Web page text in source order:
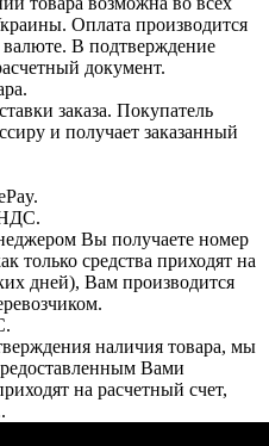
Оплата производится
В подтверждение
документ.
заказа. Покупатель
и получает заказанный
НДС.
Вы получаете номер
только средства приходят на
дней), Вам производится
наличия товара, мы
Вами
на расчетный счет,